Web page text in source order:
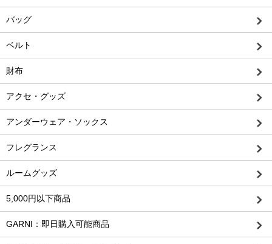
バッグ
ベルト
財布
アクセ・グッズ
アンダーウェア・ソックス
フレグランス
ルームグッズ
5,000円以下商品
GARNI：即日購入可能商品